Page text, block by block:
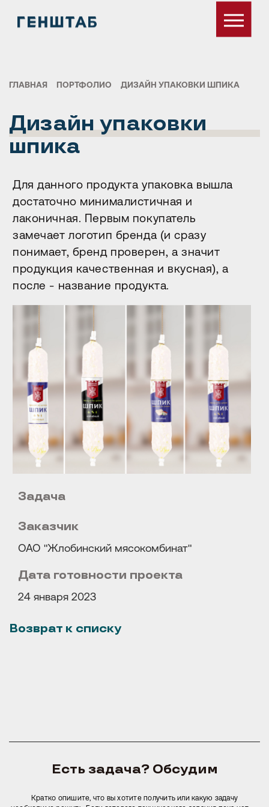
ГЛАВНАЯ ПОРТФОЛИО ДИЗАЙН УПАКОВКИ ШПИКА
Дизайн упаковки
шпика
Для данного продукта упаковка вышла
достаточно минималистичная и
лаконичная. Первым покупатель
замечает логотип бренда (и сразу
понимает, бренд проверен, а значит
продукция качественная и вкусная), а
после - название продукта.
Задача
Заказчик
ОАО "Жлобинский мясокомбинат"
Дата готовности проекта
24 января 2023
Возврат к списку
Есть задача? Обсудим
Кратко опишите, что вы хотите получить или какую задачу